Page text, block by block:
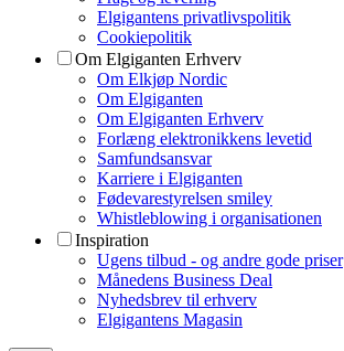
Elgigantens privatlivspolitik
Cookiepolitik
Om Elgiganten Erhverv
Om Elkjøp Nordic
Om Elgiganten
Om Elgiganten Erhverv
Forlæng elektronikkens levetid
Samfundsansvar
Karriere i Elgiganten
Fødevarestyrelsen smiley
Whistleblowing i organisationen
Inspiration
Ugens tilbud - og andre gode priser
Månedens Business Deal
Nyhedsbrev til erhverv
Elgigantens Magasin